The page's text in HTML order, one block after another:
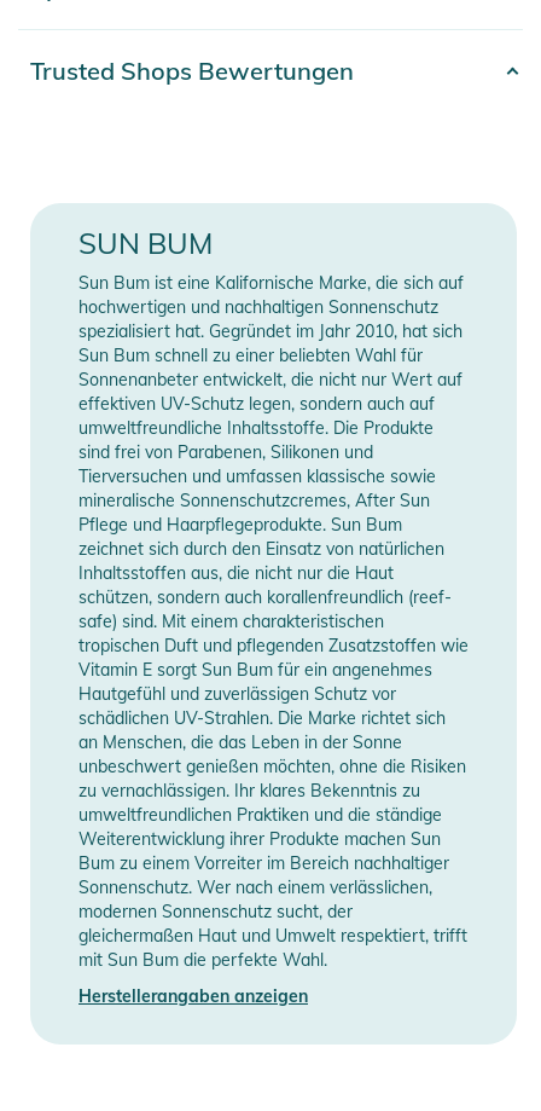
SPF 30 mit Aloe und Vitamin E schützt und befeuchtet Ihre
abzulecken.
- glutenfrei
- frei von Grausamkeiten
- Breitspektrum-UVA/UVB-Schutz
- frei von Phthalaten
- frei von Oxybenzone und Octinoxat
Gutes Zeug:
- Aloe Vera
- Vitamin E
- SPF 30
- 4.25 G / 0.15 OZ
Produktinformationen und
Sicherheitshinweise
Gebrauchsanweisungen, Sicherheitshinweise und Warnungen
finden Sie direkt am Produkt.
Material
Inactive Ingredients: aloe
barbadensis leaf extract,
argania spinosa kernel oil,
bisabolol, camellia sinensis leaf
extract, caprylic/capric
triglyceride, calendula officinalis
flower extract, cetyl alcohol,
citrus grandis fruit extract,
citrus limon peel
Manufacturer
Information
Herstellerangaben anzeigen
Trusted Shops Bewertungen
SUN BUM
Sun Bum ist eine Kalifornische Marke, die sich auf
hochwertigen und nachhaltigen Sonnenschutz
spezialisiert hat. Gegründet im Jahr 2010, hat sich
Sun Bum schnell zu einer beliebten Wahl für
Sonnenanbeter entwickelt, die nicht nur Wert auf
effektiven UV-Schutz legen, sondern auch auf
umweltfreundliche Inhaltsstoffe. Die Produkte
sind frei von Parabenen, Silikonen und
Tierversuchen und umfassen klassische sowie
mineralische Sonnenschutzcremes, After Sun
Pflege und Haarpflegeprodukte. Sun Bum
zeichnet sich durch den Einsatz von natürlichen
Inhaltsstoffen aus, die nicht nur die Haut
schützen, sondern auch korallenfreundlich (reef-
safe) sind. Mit einem charakteristischen
tropischen Duft und pflegenden Zusatzstoffen wie
Vitamin E sorgt Sun Bum für ein angenehmes
Hautgefühl und zuverlässigen Schutz vor
schädlichen UV-Strahlen. Die Marke richtet sich
an Menschen, die das Leben in der Sonne
unbeschwert genießen möchten, ohne die Risiken
zu vernachlässigen. Ihr klares Bekenntnis zu
umweltfreundlichen Praktiken und die ständige
Weiterentwicklung ihrer Produkte machen Sun
Bum zu einem Vorreiter im Bereich nachhaltiger
Sonnenschutz. Wer nach einem verlässlichen,
modernen Sonnenschutz sucht, der
gleichermaßen Haut und Umwelt respektiert, trifft
mit Sun Bum die perfekte Wahl.
Herstellerangaben anzeigen